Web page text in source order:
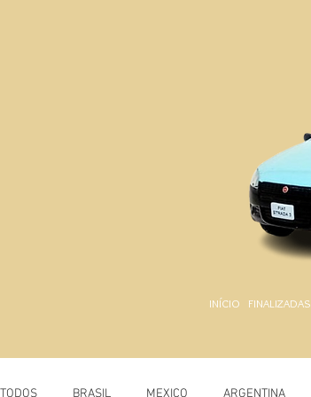
INÍCIO FINALIZADAS
TODOS BRASIL MEXICO ARGENTINA